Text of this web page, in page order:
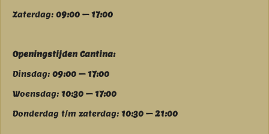
Zaterdag: 09:00 – 17:00
Openingstijden Cantina:
Dinsdag: 09:00 – 17:00
Woensdag: 10:30 – 17:00
Donderdag t/m zaterdag: 10:30 – 21:00